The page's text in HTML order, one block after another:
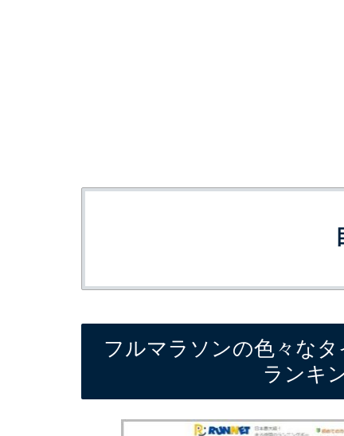
フルマラソンの色々な
ランキ